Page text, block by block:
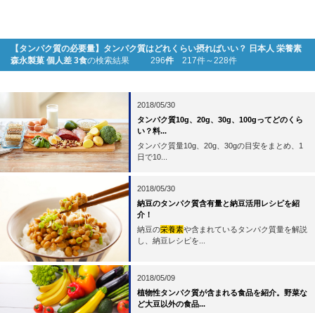
【タンパク質の必要量】タンパク質はどれくらい摂ればいい？ 日本人 栄養素
森永製菓 個人差 3食の検索結果 296件 217件～228件
2018/05/30
タンパク質10g、20g、30g、100gってどのくら
い？料...
タンパク質量10g、20g、30gの目安をまとめ、1
日で10...
2018/05/30
納豆のタンパク質含有量と納豆活用レシピを紹
介！
納豆の栄養素や含まれているタンパク質量を解説
し、納豆レシピを...
2018/05/09
植物性タンパク質が含まれる食品を紹介。野菜な
ど大豆以外の食品...